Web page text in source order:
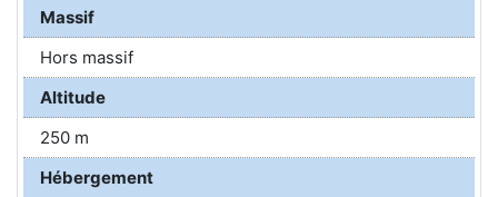
Massif
Hors massif
Altitude
250 m
Hébergement